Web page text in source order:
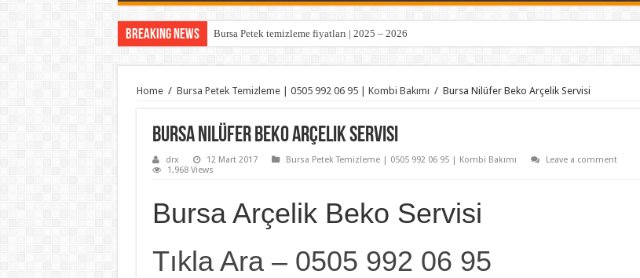
Breaking News Bursa Petek temizleme fiyatları | 2025 – 2026
Home / Bursa Petek Temizleme | 0505 992 06 95 | Kombi Bakımı / Bursa Nilüfer Beko Arçelik Servisi
Bursa Nilüfer Beko Arçelik Servisi
drx 12 Mart 2017 Bursa Petek Temizleme | 0505 992 06 95 | Kombi Bakımı
Leave a comment
1,968 Views
Bursa Arçelik Beko Servisi
Tıkla Ara – 0505 992 06 95